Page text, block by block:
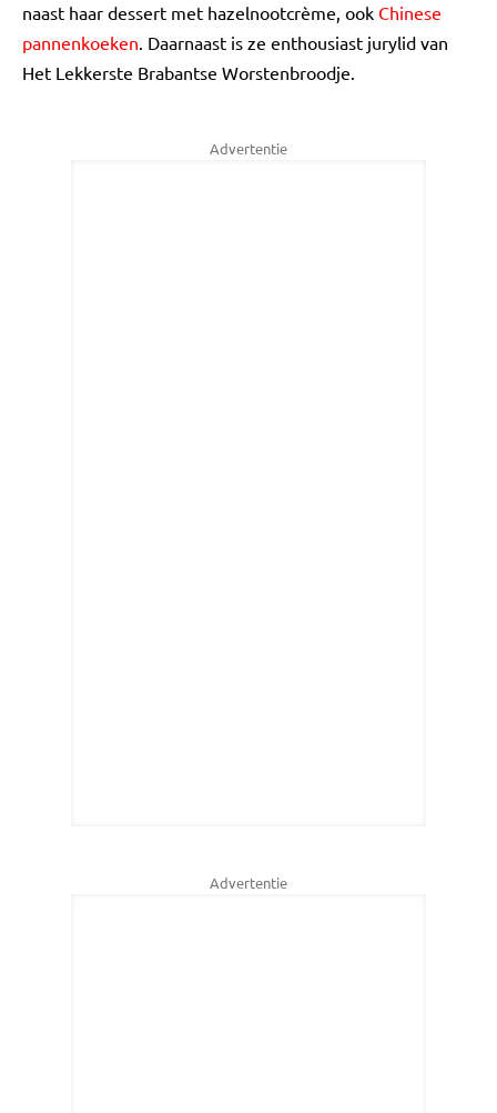
naast haar dessert met hazelnootcrème, ook Chinese
pannenkoeken. Daarnaast is ze enthousiast jurylid van
Het Lekkerste Brabantse Worstenbroodje.
Advertentie
Advertentie